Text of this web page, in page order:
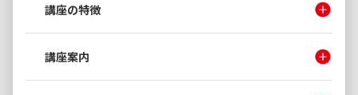
講座の特徴
講座案内